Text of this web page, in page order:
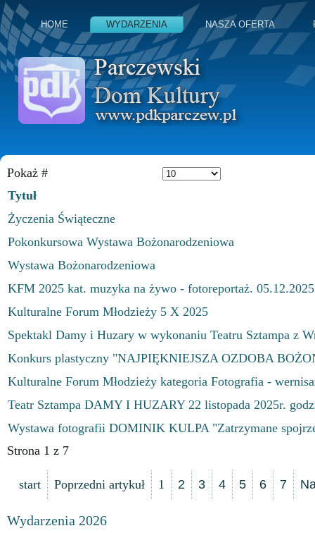
HOME WYDARZENIA NASZA OFERTA
Pokaż #
Tytuł
Życzenia Świąteczne
Pokonkursowa Wystawa Bożonarodzeniowa
Wystawa Bożonarodzeniowa
KFM 2025 kat. muzyka na żywo - fotoreportaż. 05.12.2025
Kulturalne Forum Młodzieży 5 X 2025
Spektakl Damy i Huzary w wykonaniu Teatru Sztampa z
Konkurs plastyczny "NAJPIĘKNIEJSZA OZDOBA
Kulturalne Forum Młodzieży kategoria Fotografia -
Teatr Sztampa DAMY I HUZARY 22 listopada 2025r.
Wystawa fotografii DOMINIK KULPA "Zatrzymane
Strona 1 z 7
start Poprzedni artykuł 1 2 3 4 5 6 7
Wydarzenia 2026